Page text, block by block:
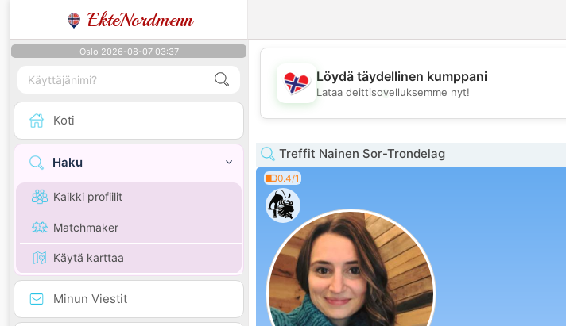
EkteNordmenn
Oslo 2026-08-07 03:37
Koti
Haku
Kaikki profiilit
Matchmaker
Käytä karttaa
Minun Viestit
💖
Löydä täydellinen kumppani
Lataa deittisovelluksemme nyt!
Treffit Nainen Sor-Trondelag
0.4/1